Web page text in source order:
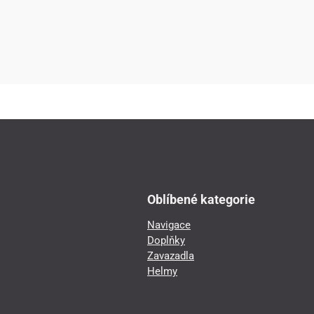
Oblíbené kategorie
Navigace
Doplňky
Zavazadla
Helmy